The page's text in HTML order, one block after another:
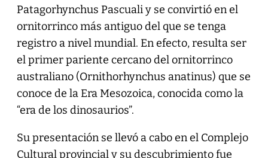
Patagorhynchus Pascuali y se convirtió en el
ornitorrinco más antiguo del que se tenga
registro a nivel mundial. En efecto, resulta ser
el primer pariente cercano del ornitorrinco
australiano (Ornithorhynchus anatinus) que se
conoce de la Era Mesozoica, conocida como la
“era de los dinosaurios”.
Su presentación se llevó a cabo en el Complejo
Cultural provincial y su descubrimiento fue